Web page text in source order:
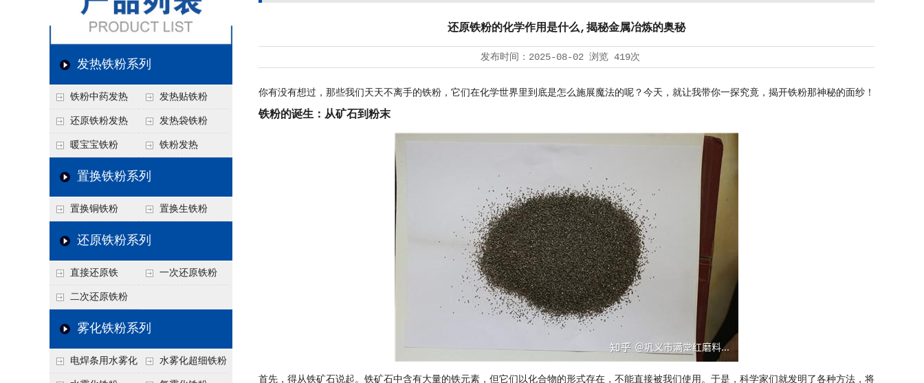
发热铁粉系列
铁粉中药发热 发热贴铁粉
还原铁粉发热 发热袋铁粉
暖宝宝铁粉 铁粉发热
置换铁粉系列
置换铜铁粉 置换生铁粉
还原铁粉系列
直接还原铁 一次还原铁粉
二次还原铁粉
雾化铁粉系列
电焊条用水雾化 水雾化超细铁粉
还原铁粉的化学作用是什么,揭秘金属冶炼的奥秘
发布时间： 2025-08-02 浏览 419次
你有没有想过，那些我们天天不离手的铁粉，它们在化学世界里到底是怎么施展魔法的呢？今天，就让我带你一探究竟，揭开铁粉那神秘的面纱！
铁粉的诞生：从矿石到粉末
首先，得从铁矿石说起。铁矿石中含有大量的铁元素，但它们以化合物的形式存在，不能直接被我们使用。于是，科学家们就发明了各种方法，将